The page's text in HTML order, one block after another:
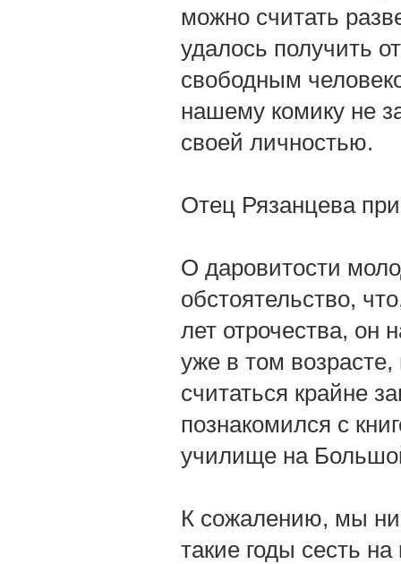
можно считать
удалось получить
свободным
нашему комику не
своей личностью.
Отец Рязанцева
О даровитости
обстоятельство,
лет отрочества, он
уже в том возрасте,
считаться крайне
познакомился с
училище на
К сожалению, мы
такие годы сесть